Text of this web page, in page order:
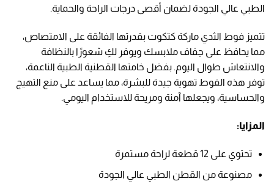
الطبي عالي الجودة لضمان أقصى درجات الراحة والحماية.
تتميز فوط الثدي ماركة كتكوت بقدرتها الفائقة على الامتصاص،
مما يحافظ على جفاف ملابسك ويوفر لكِ شعورًا بالنظافة
والانتعاش طوال اليوم. بفضل خامتها القطنية الطبية الناعمة،
توفر هذه الفوط تهوية جيدة للبشرة، مما يساعد على منع التهيج
والحساسية، ويجعلها آمنة ومريحة للاستخدام اليومي.
المزايا:
تحتوي على 12 قطعة لراحة مستمرة
مصنوعة من القطن الطبي عالي الجودة